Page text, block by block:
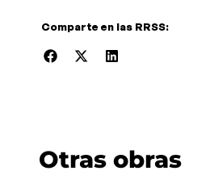
Comparte en las RRSS:
Otras obras